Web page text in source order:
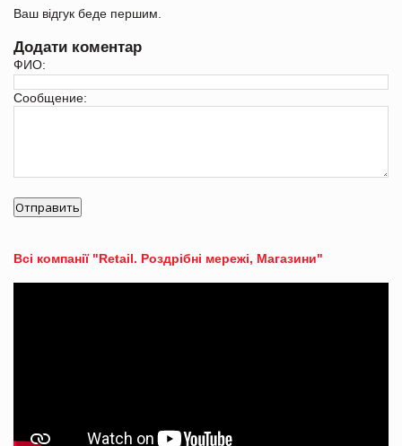
Ваш відгук беде першим.
Додати коментар
ФИО:
Сообщение:
Всі компанії "Retail. Роздрібні мережі, Магазини"